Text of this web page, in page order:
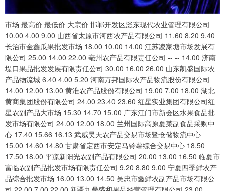
市场 最高价 最低价 大宗价 邯郸开发区滏东现代农业管理有限公司
10.00 4.00 9.00 山西省太原市河西农产品有限公司 11.60 8.20 9.40
长治市金鑫瓜果批发市场 18.00 10.00 14.00 江苏凌家塘市场发展有
限公司 25.00 14.00 22.00 亳州农产品有限责任公司 -- -- 14.00 济南
堤口果品批发发展有限责任公司 30.00 16.00 26.00 山东凯盛国际农
产品物流城 6.40 4.00 5.20 河南万邦国际农产品物流股份有限公司
14.00 12.00 13.00 黄淮农产品股份有限公司 19.00 7.00 18.00 湖北
黄商集团股份有限公司 24.00 23.40 23.60 红星实业集团有限公司红
星农副产品大市场 15.30 14.70 15.00 广东江门市新会区水果食品批
发市场有限公司 24.00 12.00 18.00 兰州国际高原夏菜副食品采购中
心 17.40 15.66 16.13 武威昊天农产品交易市场暨仓储物流中心
15.00 14.60 14.80 甘肃省定西市安定马铃薯综合交易中心 18.50
17.50 18.00 平凉新阳光农副产品有限公司 20.00 13.00 16.50 临夏市
富临农副产品批发市场有限责任公司 9.20 8.80 9.00 宁夏四季鲜农产
品综合批发市场 16.00 13.00 14.50 吴忠市鑫鲜农副产品市场有限公